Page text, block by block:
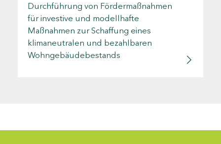
Durchführung von Fördermaßnahmen
für investive und modellhafte
Maßnahmen zur Schaffung eines
klimaneutralen und bezahlbaren
Wohngebäudebestands